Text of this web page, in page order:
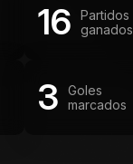
16
Partidos
ganados
3
Goles
marcados